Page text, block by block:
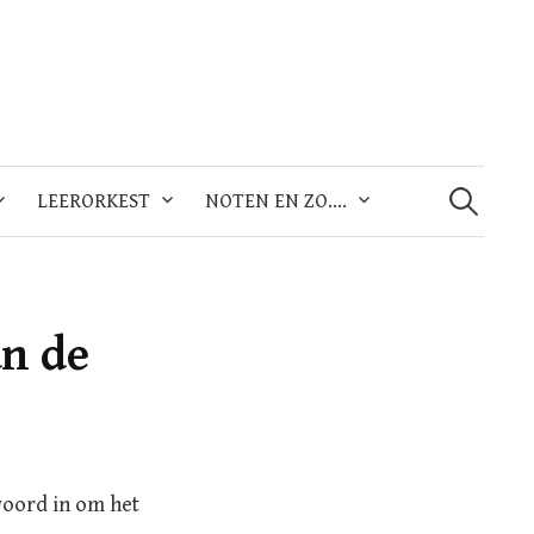
LEERORKEST NOTEN EN ZO….
naar:
de
in om het